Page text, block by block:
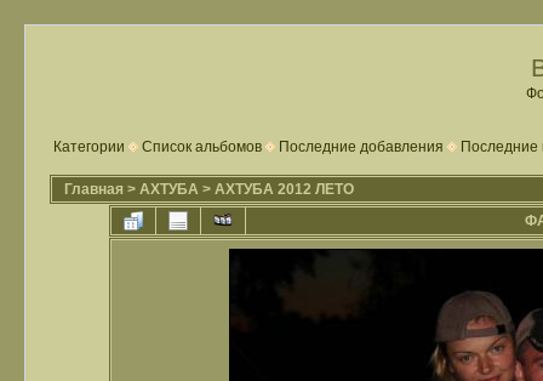
Категории Список альбомов Последние добавления Последние
Главная > АХТУБА > АХТУБА 2012 ЛЕТО